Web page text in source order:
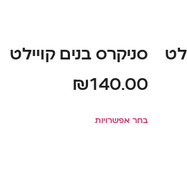
סניקרס בנים קויילט
₪140.00
בחר אפשרויות